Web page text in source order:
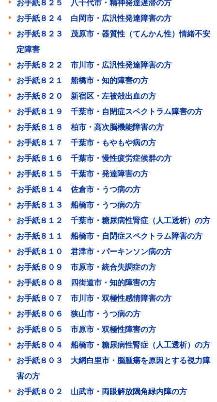
お手紙８２５ 八千代市・精神発達遅滞の方
お手紙８２４ 白岡市・広汎性発達障害の方
お手紙８２３ 茂原市・器質性（てんかん性）情緒不安
定障害
お手紙８２２ 市川市・広汎性発達障害の方
お手紙８２１ 船橋市・知的障害の方
お手紙８２０ 新宿区・左被殻出血の方
お手紙８１９ 千葉市・自閉症スペクトラム障害の方
お手紙８１８ 柏市・高次脳機能障害の方
お手紙８１７ 千葉市・もやもや病の方
お手紙８１６ 千葉市・慢性疲労症候群の方
お手紙８１５ 千葉市・発達障害の方
お手紙８１４ 佐倉市・うつ病の方
お手紙８１３ 船橋市・うつ病の方
お手紙８１２ 千葉市・糖尿病性腎症（人工透析）の方
お手紙８１１ 船橋市・自閉症スペクトラム障害の方
お手紙８１０ 君津市・パーキンソン病の方
お手紙８０９ 市原市・統合失調症の方
お手紙８０８ 四街道市・知的障害の方
お手紙８０７ 市川市・双極性感情障害の方
お手紙８０６ 狭山市・うつ病の方
お手紙８０５ 市原市・双極性障害の方
お手紙８０４ 船橋市・糖尿病性腎症（人工透析）の方
お手紙８０３ 大網白里市・脳腫瘍を原因とする視力障
害の方
お手紙８０２ 山武市・両眼解放隅角緑内障の方